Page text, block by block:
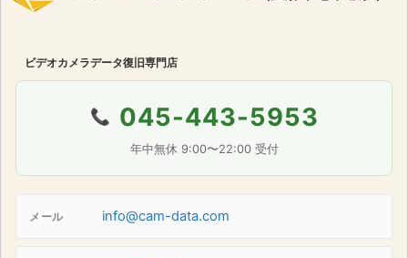
ビデオカメラデータ復旧専門店
📞 045-443-5953
年中無休 9:00〜22:00 受付
メール info@cam-data.com